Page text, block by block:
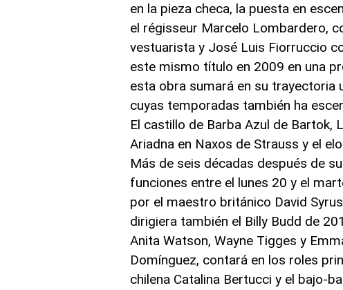
en la pieza checa, la puesta en
el régisseur Marcelo Lombardero,
vestuarista y José Luis Fiorruccio
este mismo título en 2009 en una
esta obra sumará en su trayectoria
cuyas temporadas también ha
El castillo de Barba Azul de Bartok,
Ariadna en Naxos de Strauss y el
Más de seis décadas después de
funciones entre el lunes 20 y el
por el maestro británico David
dirigiera también el Billy Budd de
Anita Watson, Wayne Tigges y
Domínguez, contará en los roles
chilena Catalina Bertucci y el bajo-